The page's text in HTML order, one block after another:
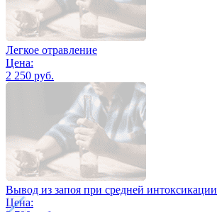
Легкое отравление
Цена:
2 250 руб.
Вывод из запоя при средней интоксикации
Цена: